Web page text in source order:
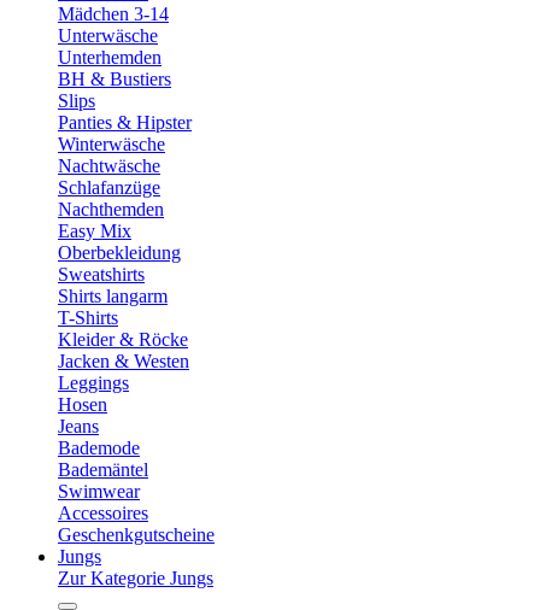
Mädchen 3-14
Unterwäsche
Unterhemden
BH & Bustiers
Slips
Panties & Hipster
Winterwäsche
Nachtwäsche
Schlafanzüge
Nachthemden
Easy Mix
Oberbekleidung
Sweatshirts
Shirts langarm
T-Shirts
Kleider & Röcke
Jacken & Westen
Leggings
Hosen
Jeans
Bademode
Bademäntel
Swimwear
Accessoires
Geschenkgutscheine
Jungs
Zur Kategorie Jungs